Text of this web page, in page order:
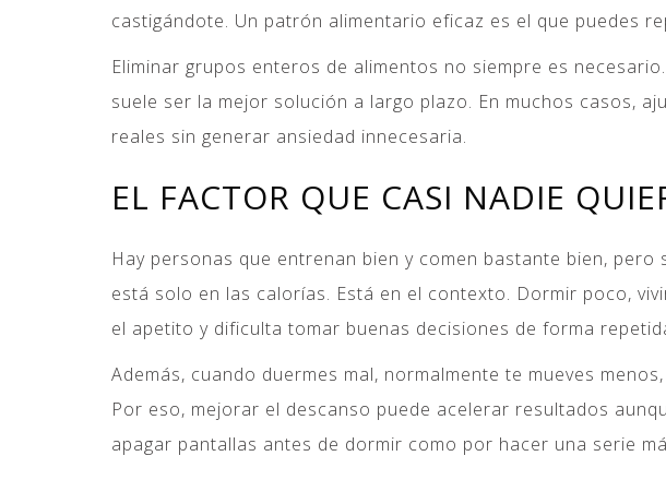
castigándote. Un patrón alimentario eficaz es el que puedes
Eliminar grupos enteros de alimentos no siempre es
suele ser la mejor solución a largo plazo. En muchos casos,
reales sin generar ansiedad innecesaria.
EL FACTOR QUE CASI NADIE
Hay personas que entrenan bien y comen bastante bien,
está solo en las calorías. Está en el contexto. Dormir poco,
el apetito y dificulta tomar buenas decisiones de forma
Además, cuando duermes mal, normalmente te mueves
Por eso, mejorar el descanso puede acelerar resultados
apagar pantallas antes de dormir como por hacer una serie